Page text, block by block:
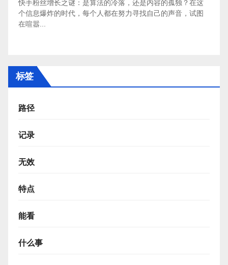
快手粉丝增长之谜：是算法的冷落，还是内容的孤独？在这
个信息爆炸的时代，每个人都在努力寻找自己的声音，试图
在喧嚣...
标签
路径
记录
无效
特点
能看
什么事